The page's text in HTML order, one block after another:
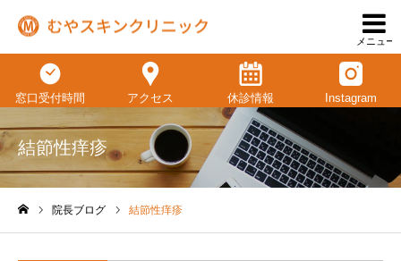
メニュー
窓口受付時間 アクセス 休診情報 Instagram
結節性痒疹
院長ブログ 結節性痒疹